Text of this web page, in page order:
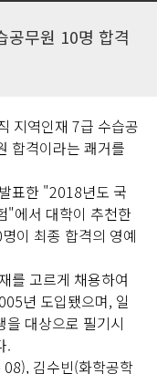
공무원 10명 합격
지역인재 7급 수습공
합격이라는 쾌거를
표한 "2018년도 국
"에서 대학이 추천한
이 최종 합격의 영예
를 고르게 채용하여
년 도입됐으며, 일
을 대상으로 필기시
.
김수빈(화학공학